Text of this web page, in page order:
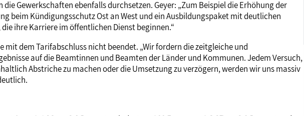
Gewerkschaften ebenfalls durchsetzen. Geyer: „Zum Beispiel die Erhöhung der
beim Kündigungsschutz Ost an West und ein Ausbildungspaket mit deutlichen
ihre Karriere im öffentlichen Dienst beginnen.“
mit dem Tarifabschluss nicht beendet. „Wir fordern die zeitgleiche und
auf die Beamtinnen und Beamten der Länder und Kommunen. Jedem Versuch,
Abstriche zu machen oder die Umsetzung zu verzögern, werden wir uns massiv